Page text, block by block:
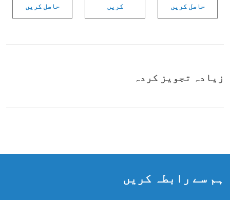
حاصل کریں
کریں
حاصل کریں
زیادہ تجویز کردہ
ہم سے رابطہ کریں